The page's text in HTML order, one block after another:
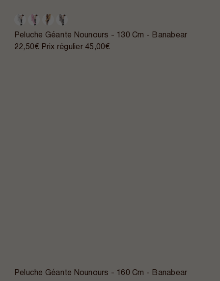
Peluche Géante Nounours - 130 Cm - Banabear
22,50€ Prix régulier45,00€
Peluche Géante Nounours - 160 Cm - Banabear